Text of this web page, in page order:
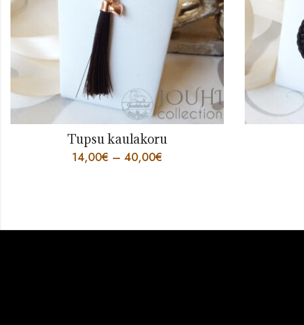
Tupsu kaulakoru
14,00€ – 40,00€